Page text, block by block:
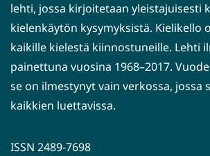
lehti, jossa kirjoitetaan yleistajuisesti
kielenkäytön kysymyksistä. Kielikello
kaikille kielestä kiinnostuneille. Lehti
painettuna vuosina 1968–2017.
se on ilmestynyt vain verkossa, jossa
kaikkien luettavissa.
ISSN 2489-7698